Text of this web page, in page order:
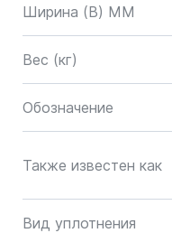
Ширина (B) MM
Вес (кг)
Обозначение
Также известен как
Вид уплотнения